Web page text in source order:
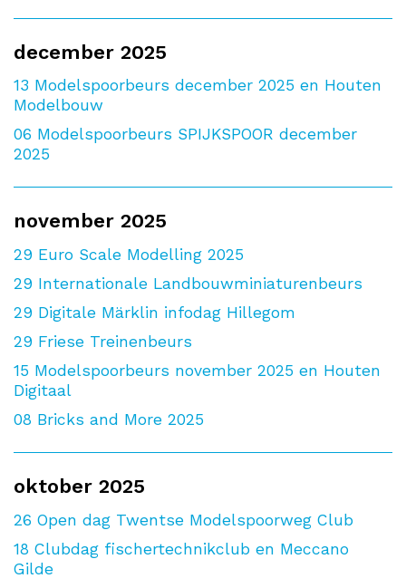
december 2025
13 Modelspoorbeurs december 2025 en Houten
Modelbouw
06 Modelspoorbeurs SPIJKSPOOR december
2025
november 2025
29 Euro Scale Modelling 2025
29 Internationale Landbouwminiaturenbeurs
29 Digitale Märklin infodag Hillegom
29 Friese Treinenbeurs
15 Modelspoorbeurs november 2025 en Houten
Digitaal
08 Bricks and More 2025
oktober 2025
26 Open dag Twentse Modelspoorweg Club
18 Clubdag fischertechnikclub en Meccano
Gilde